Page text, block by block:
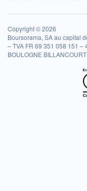
Copyright © 2026
Boursorama, SA au capital
– TVA FR 69 351 058 151 –
BOULOGNE